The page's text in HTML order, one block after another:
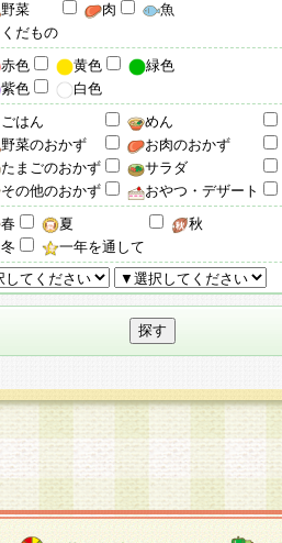
野菜 肉
魚
くだもの
赤色 黄色
緑色
紫色
白色
ごはん
めん
野菜のおかず
お肉のおかず
たまごのおかず
サラダ
その他のおかず
おやつ・デザート
春 夏
秋
冬
一年を通して